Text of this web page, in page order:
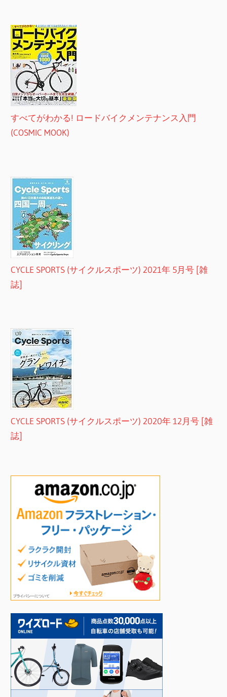
すべてがわかる! ロードバイクメンテナンス入門
(COSMIC MOOK)
CYCLE SPORTS (サイクルスポーツ) 2021年 5月号 [雑
誌]
CYCLE SPORTS (サイクルスポーツ) 2020年 12月号 [雑
誌]